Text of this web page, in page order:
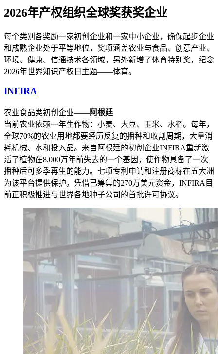
2026年产权组织全球奖获奖企业
每个类别各奖励一家初创企业和一家中小企业，确保起步企业
和成熟企业处于平等地位，奖项涵盖农业与食品、创意产业、
环境、健康、信通技术各领域，另外新增了体育特别奖，纪念
2026年世界知识产权日主题——体育。
INFIRA
农业食品类初创企业——阿根廷
当前农业依赖一年生作物：小麦、大豆、玉米、水稻。每年，
全球70%的农业用地都要经历反复的播种和收割周期，大量消
耗机械、水和投入品。来自阿根廷的初创企业INFIRA重新激
活了植物在8,000万年前失去的一个基因，使作物具备了一次
播种后可多季再生的能力。七项专利申请和注册商标在五大洲
为该平台提供保护。凭借已筹集的270万美元资金，INFIRA目
前正积极推进与世界各地种子公司的首批许可协议。